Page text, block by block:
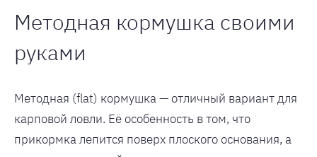
Методная кормушка своими
руками
Методная (flat) кормушка — отличный вариант для
карповой ловли. Её особенность в том, что
прикормка лепится поверх плоского основания, а